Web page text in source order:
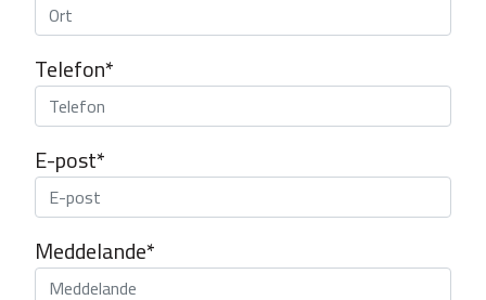
Telefon*
E-post*
Meddelande*